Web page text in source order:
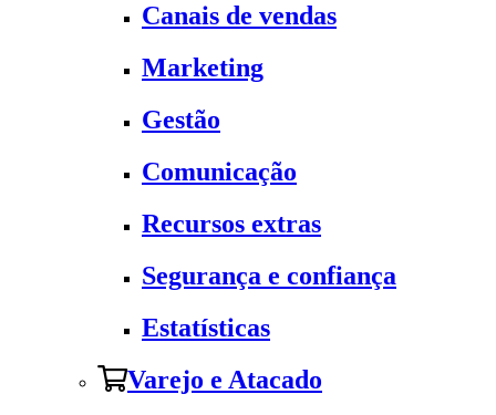
Canais de vendas
Marketing
Gestão
Comunicação
Recursos extras
Segurança e confiança
Estatísticas
Varejo e Atacado